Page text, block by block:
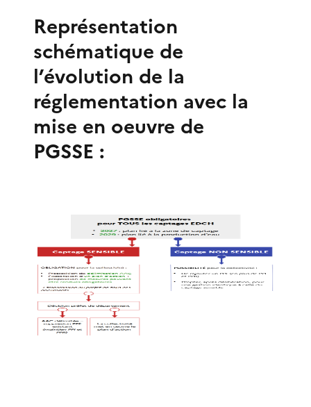
Représentation
schématique de
l’évolution de la
réglementation avec la
mise en oeuvre de
PGSSE :